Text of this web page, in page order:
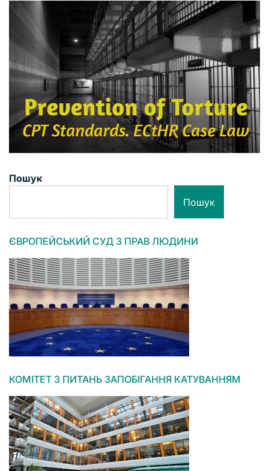
Пошук
Пошук
ЄВРОПЕЙСЬКИЙ СУД З ПРАВ ЛЮДИНИ
КОМІТЕТ З ПИТАНЬ ЗАПОБІГАННЯ КАТУВАННЯМ